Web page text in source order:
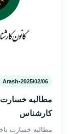
2025/02/06
•
Arash
مطالبه خسارت
کارشناس
مطالبه خسارت